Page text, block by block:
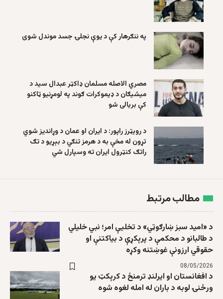
په ننګرهار کې د یوې نجلۍ جسد موندل شوی
مصري الاصله مسلمان ډاکټر عبدال سید د
میشیګان د ډیموکرات ګوند په لومړنیو ټاکنو
کې بریالی شو
د رویټرز راپور: د ایران او عمان د وړاندیز شوي
تړون له مخې به د هرمز تنګي د بېړیو د تګ
راتګ کنټرول ایران ته وسپارل شي
مطالب مرتبط
د «امید سبز ښارګوټي» د تخلیې امر؛ نبي خلیلي
د طالبانو د محکمې د پرېکړې د بیاکتنې او
حقوقي ارزونې غوښتنه وکړه
08/05/2026
د افغانستان او ایرلنډ ترمنځ د کرېکټ یو
ورځنۍ لوبه د باران له امله لغوه شوه